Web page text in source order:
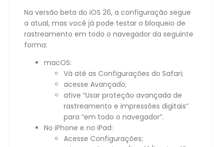
Na versão beta do iOS 26, a configuração segue
a atual, mas você já pode testar o bloqueio de
rastreamento em todo o navegador da seguinte
forma:
macOS:
Vá até as Configurações do Safari;
acesse Avançado;
ative “Usar proteção avançada de
rastreamento e impressões digitais”
para “em todo o navegador”.
No iPhone e no iPad:
Acesse Configurações;